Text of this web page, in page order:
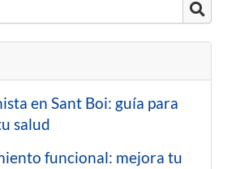
en Sant Boi: guía para
salud
funcional: mejora tu